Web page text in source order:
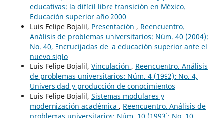
educativas: la difícil libre transición en México.
Educación superior año 2000
Luis Felipe Bojalil, Presentación , Reencuentro.
Análisis de problemas universitarios: Núm. 40 (2004):
No. 40, Encrucijadas de la educación superior ante el
nuevo siglo
Luis Felipe Bojalil, Vinculación , Reencuentro. Análisis
de problemas universitarios: Núm. 4 (1992): No. 4,
Universidad y producción de conocimientos
Luis Felipe Bojalil, Sistemas modulares y
modernización académica , Reencuentro. Análisis de
problemas universitarios: Núm. 10 (1993): No. 10,